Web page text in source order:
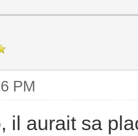
PM
il aurait sa